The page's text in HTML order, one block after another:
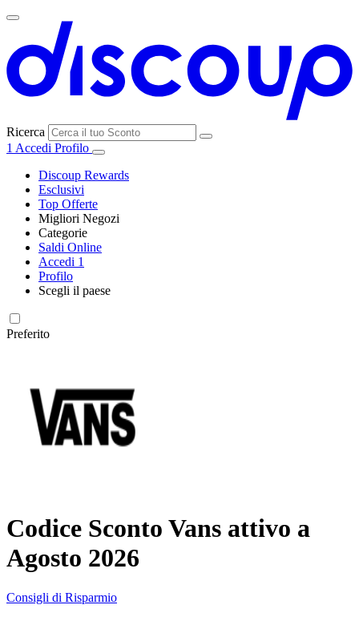
Ricerca
1 Accedi Profilo
Discoup Rewards
Esclusivi
Top Offerte
Migliori Negozi
SHEIN
eBay
YOOX
ITA Airways
Categorie
Elettronica e
Abbigliamento
e Accessori
Vacanze e
Hotel
Saldi Online
Accedi 1
Profilo
Scegli il paese
Preferito
Codice Sconto Vans attivo a
Agosto 2026
Consigli di Risparmio